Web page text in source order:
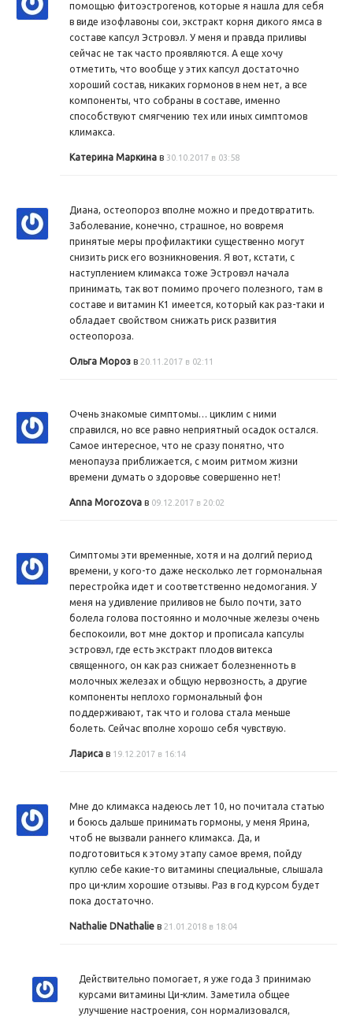
помощью фитоэстрогенов, которые я нашла для себя
в виде изофлавоны сои, экстракт корня дикого ямса в
составе капсул Эстровэл. У меня и правда приливы
сейчас не так часто проявляются. А еще хочу
отметить, что вообще у этих капсул достаточно
хороший состав, никаких гормонов в нем нет, а все
компоненты, что собраны в составе, именно
способствуют смягчению тех или иных симптомов
климакса.
Катерина Маркина в 30.10.2017 в 03:58
Диана, остеопороз вполне можно и предотвратить.
Заболевание, конечно, страшное, но вовремя
принятые меры профилактики существенно могут
снизить риск его возникновения. Я вот, кстати, с
наступлением климакса тоже Эстровэл начала
принимать, так вот помимо прочего полезного, там в
составе и витамин К1 имеется, который как раз-таки и
обладает свойством снижать риск развития
остеопороза.
Ольга Мороз в 20.11.2017 в 02:11
Очень знакомые симптомы… циклим с ними
справился, но все равно неприятный осадок остался.
Самое интересное, что не сразу понятно, что
менопауза приближается, с моим ритмом жизни
времени думать о здоровье совершенно нет!
Anna Morozova в 09.12.2017 в 20:02
Симптомы эти временные, хотя и на долгий период
времени, у кого-то даже несколько лет гормональная
перестройка идет и соответственно недомогания. У
меня на удивление приливов не было почти, зато
болела голова постоянно и молочные железы очень
беспокоили, вот мне доктор и прописала капсулы
эстровэл, где есть экстракт плодов витекса
священного, он как раз снижает болезненноть в
молочных железах и общую нервозность, а другие
компоненты неплохо гормональный фон
поддерживают, так что и голова стала меньше
болеть. Сейчас вполне хорошо себя чувствую.
Лариса в 19.12.2017 в 16:14
Мне до климакса надеюсь лет 10, но почитала статью
и боюсь дальше принимать гормоны, у меня Ярина,
чтоб не вызвали раннего климакса. Да, и
подготовиться к этому этапу самое время, пойду
куплю себе какие-то витамины специальные, слышала
про ци-клим хорошие отзывы. Раз в год курсом будет
пока достаточно.
Nathalie DNathalie в 21.01.2018 в 18:04
Действительно помогает, я уже года 3 принимаю
курсами витамины Ци-клим. Заметила общее
улучшение настроения, сон нормализовался,